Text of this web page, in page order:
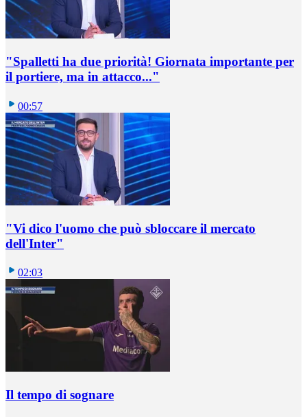
"Spalletti ha due priorità! Giornata importante per
il portiere, ma in attacco..."
00:57
"Vi dico l'uomo che può sbloccare il mercato
dell'Inter"
02:03
Il tempo di sognare